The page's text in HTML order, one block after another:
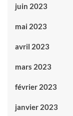
juin 2023
mai 2023
avril 2023
mars 2023
février 2023
janvier 2023